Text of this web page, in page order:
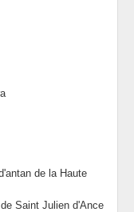
de la Haute
Saint Julien d'Ance